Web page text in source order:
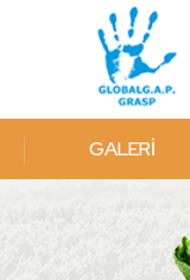
GALERİ